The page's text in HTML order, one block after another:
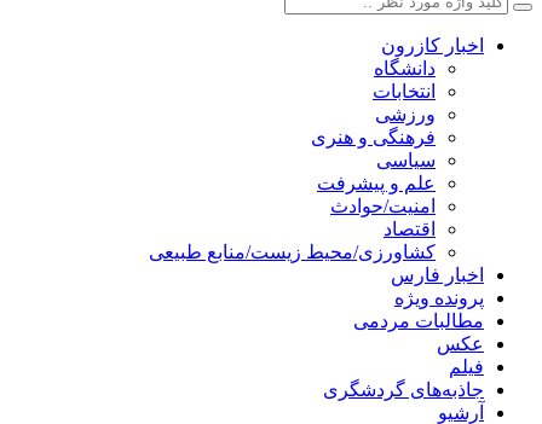
اخبار کازرون
دانشگاه
انتخابات
ورزشی
فرهنگی و هنری
سیاسی
علم و پیشرفت
امنیت/حوادث
اقتصاد
کشاورزی/محیط زیست/منابع طبیعی
اخبار فارس
پرونده ویژه
مطالبات مردمی
عکس
فیلم
جاذبه‌های گردشگری
آرشیو